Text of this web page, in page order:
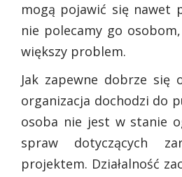
mogą pojawić się nawet
nie polecamy go
większy problem.
Jak zapewne dobrze się
organizacja dochodzi do
osoba nie jest w stanie
spraw dotyczących
projektem. Działalność